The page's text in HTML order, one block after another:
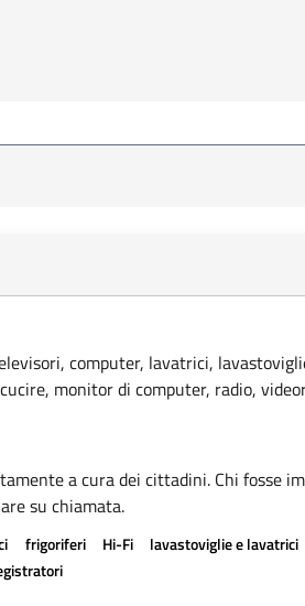
computer, lavatrici,
monitor di computer, radio,
a cura dei cittadini. Chi fosse
su chiamata.
frigoriferi Hi-Fi lavastoviglie e lavatrici